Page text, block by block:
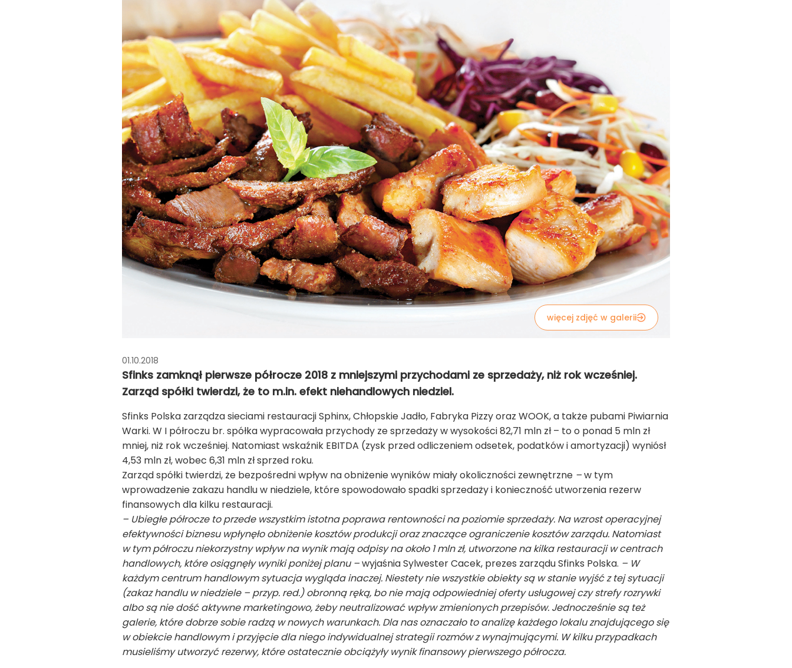
więcej zdjęć w galerii
01.10.2018
Sfinks zamknął pierwsze półrocze 2018 z mniejszymi przychodami ze sprzedaży, niż rok wcześniej.
Zarząd spółki twierdzi, że to m.in. efekt niehandlowych niedziel.
Sfinks Polska zarządza sieciami restauracji Sphinx, Chłopskie Jadło, Fabryka Pizzy oraz WOOK, a także pubami Piwiarnia
Warki. W I półroczu br. spółka wypracowała przychody ze sprzedaży w wysokości 82,71 mln zł – to o ponad 5 mln zł
mniej, niż rok wcześniej. Natomiast wskaźnik EBITDA (zysk przed odliczeniem odsetek, podatków i amortyzacji) wyniósł
4,53 mln zł, wobec 6,31 mln zł sprzed roku.
Zarząd spółki twierdzi, że bezpośredni wpływ na obniżenie wyników miały okoliczności zewnętrzne –w tym
wprowadzenie zakazu handlu w niedziele, które spowodowało spadki sprzedaży i konieczność utworzenia rezerw
finansowych dla kilku restauracji.
– Ubiegłe półrocze to przede wszystkim istotna poprawa rentowności na poziomie sprzedaży. Na wzrost operacyjnej
efektywności biznesu wpłynęło obniżenie kosztów produkcji oraz znaczące ograniczenie kosztów zarządu. Natomiast
w tym półroczu niekorzystny wpływ na wynik mają odpisy na około 1 mln zł, utworzone na kilka restauracji w centrach
handlowych, które osiągnęły wyniki poniżej planu –wyjaśnia Sylwester Cacek, prezes zarządu Sfinks Polska. – W
każdym centrum handlowym sytuacja wygląda inaczej. Niestety nie wszystkie obiekty są w stanie wyjść z tej sytuacji
(zakaz handlu w niedziele – przyp. red.) obronną ręką, bo nie mają odpowiedniej oferty usługowej czy strefy rozrywki
albo są nie dość aktywne marketingowo, żeby neutralizować wpływ zmienionych przepisów. Jednocześnie są też
galerie, które dobrze sobie radzą w nowych warunkach. Dla nas oznaczało to analizę każdego lokalu znajdującego się
w obiekcie handlowym i przyjęcie dla niego indywidualnej strategii rozmów z wynajmującymi. W kilku przypadkach
musieliśmy utworzyć rezerwy, które ostatecznie obciążyły wynik finansowy pierwszego półrocza.